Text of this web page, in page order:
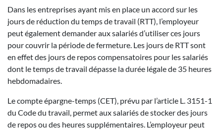
Dans les entreprises ayant mis en place un accord sur les
jours de réduction du temps de travail (RTT), l’employeur
peut également demander aux salariés d’utiliser ces jours
pour couvrir la période de fermeture. Les jours de RTT sont
en effet des jours de repos compensatoires pour les salariés
dont le temps de travail dépasse la durée légale de 35 heures
hebdomadaires.
Le compte épargne-temps (CET), prévu par l’article L. 3151-1
du Code du travail, permet aux salariés de stocker des jours
de repos ou des heures supplémentaires. L’employeur peut